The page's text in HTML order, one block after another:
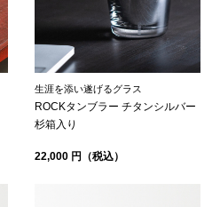
生涯を添い遂げるグラス
ROCKタンブラー チタンシルバー
杉箱入り
22,000 円（税込）